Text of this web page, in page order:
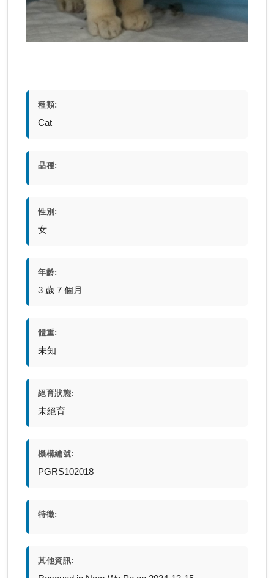
種類:
Cat
品種:
性別:
女
年齡:
3 歲 7 個月
體重:
未知
絕育狀態:
未絕育
機構編號:
PGRS102018
特徵:
其他資訊: